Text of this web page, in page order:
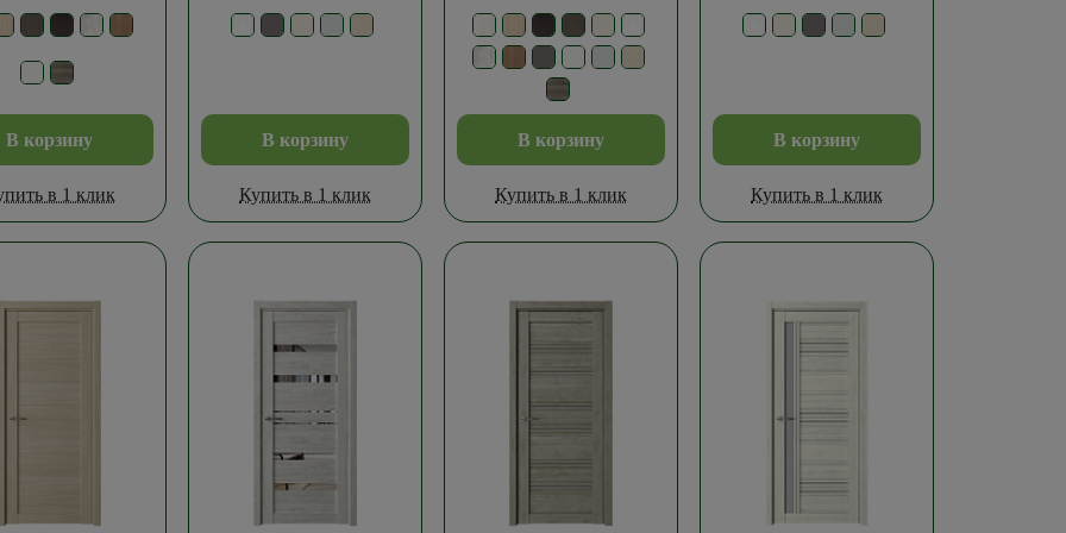
В корзину
в 1 клик
В корзину
Купить в 1 клик
В корзину
Купить в 1 клик
В корзину
Купить в 1 клик